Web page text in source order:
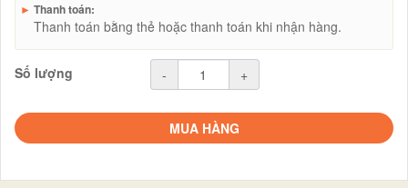
► Thanh toán:
Thanh toán bằng thẻ hoặc thanh toán khi nhận hàng.
Số lượng - +
MUA HÀNG